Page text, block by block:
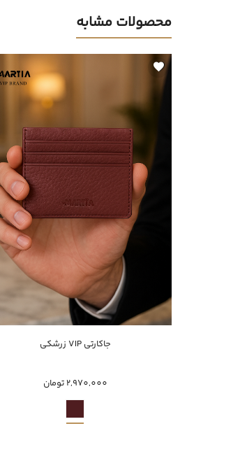
محصولات مشابه
خرید سریعجاکارتی VIP زرشکی
2,970,000 تومان